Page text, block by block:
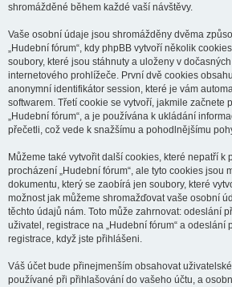
shromážděné během každé vaší návštěvy.
Vaše osobní údaje jsou shromážděny dvěma
„Hudební fórum“, kdy phpBB vytvoří několik
soubory, které jsou stáhnuty a uloženy v
internetového prohlížeče. První dvě cookies
anonymní identifikátor session, které je vám
softwarem. Třetí cookie se vytvoří, jakmile začnete
„Hudební fórum“, a je používána k ukládání
přečetli, což vede k snažšímu a pohodlnějšímu
Můžeme také vytvořit další cookies, které nepatří k
procházení „Hudební fórum“, ale tyto cookies jsou
dokumentu, který se zaobírá jen soubory, které
možnost jak můžeme shromažďovat vaše osobní
těchto údajů nám. Toto může zahrnovat: odeslání
uživatel, registrace na „Hudební fórum“ a odeslání
registrace, když jste přihlášeni.
Váš účet bude přinejmenším obsahovat
používané při přihlašování do vašeho účtu, a